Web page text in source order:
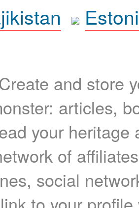
and store
articles,
your heritage
of
social